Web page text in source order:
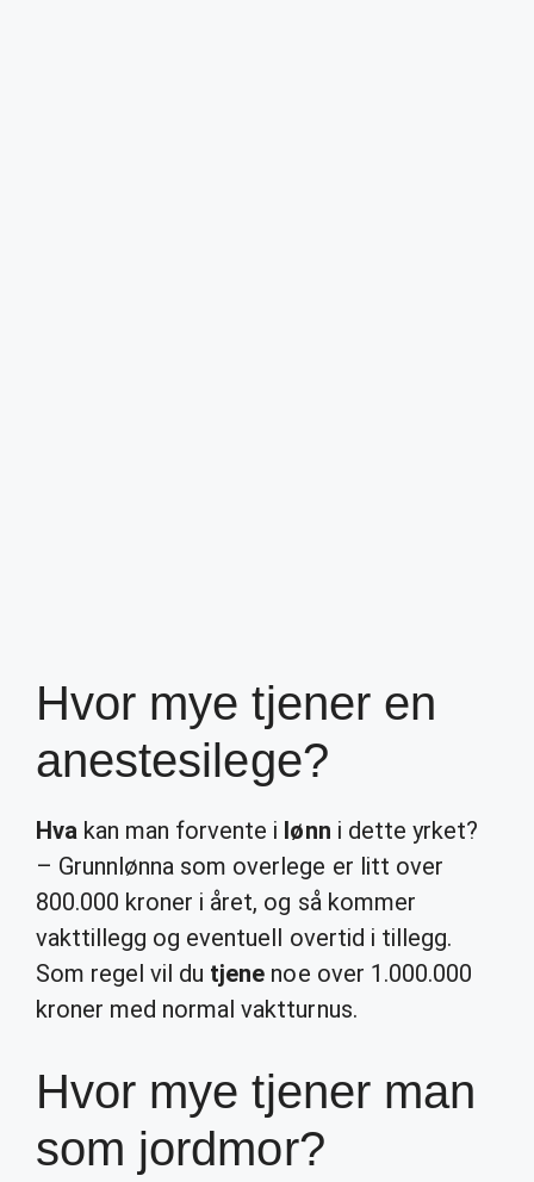
Hvor mye tjener en
anestesilege?
Hva kan man forvente i lønn i dette yrket?
– Grunnlønna som overlege er litt over
800.000 kroner i året, og så kommer
vakttillegg og eventuell overtid i tillegg.
Som regel vil du tjene noe over 1.000.000
kroner med normal vaktturnus.
Hvor mye tjener man
som jordmor?